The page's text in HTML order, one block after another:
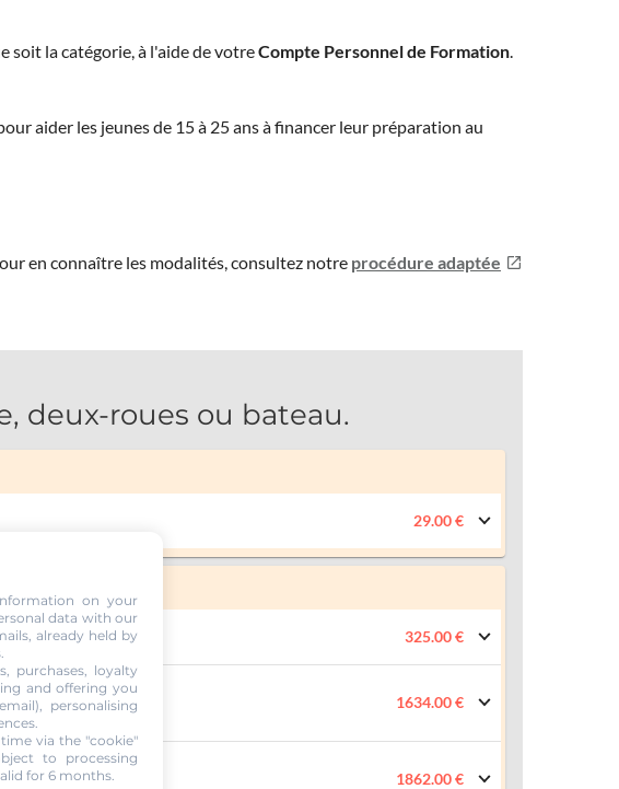
soit la catégorie, à l'aide de votreCompte Personnel de Formation.
aider les jeunes de 15 à 25 ans à financer leur préparation au
en connaître les modalités, consultez notre procédure adaptée
deux-roues ou bateau.
29.00 €
325.00 €
1634.00 €
1862.00 €
on your
data with our
already held by
purchases, loyalty
and offering you
personalising
via the "cookie"
to processing
for 6 months.